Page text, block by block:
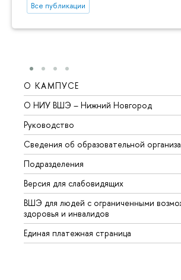
Все публикации
О КАМПУСЕ
О НИУ ВШЭ – Нижний Новгород
Руководство
Сведения об образовательной
Подразделения
Версия для слабовидящих
ВШЭ для людей с ограниченными
здоровья и инвалидов
Единая платежная страница